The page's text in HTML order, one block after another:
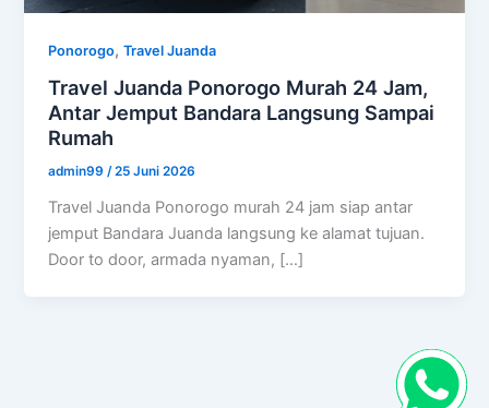
Ponorogo,Travel Juanda
Travel Juanda Ponorogo Murah 24 Jam,
Antar Jemput Bandara Langsung Sampai
Rumah
admin99/25 Juni 2026
Travel Juanda Ponorogo murah 24 jam siap antar
jemput Bandara Juanda langsung ke alamat tujuan.
Door to door, armada nyaman, […]